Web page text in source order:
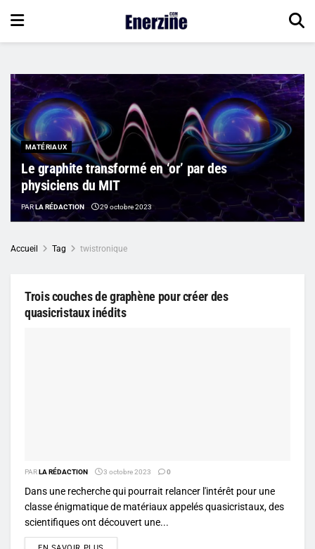
MATÉRIAUX
Le graphite transformé en ‘or’ par des
physiciens du MIT
PARLA RÉDACTION 29 octobre 2023
Accueil Tag twistronique
Trois couches de graphène pour créer des
quasicristaux inédits
PARLA RÉDACTION 3 octobre 2023 0
Dans une recherche qui pourrait relancer l'intérêt pour une
classe énigmatique de matériaux appelés quasicristaux, des
scientifiques ont découvert une...